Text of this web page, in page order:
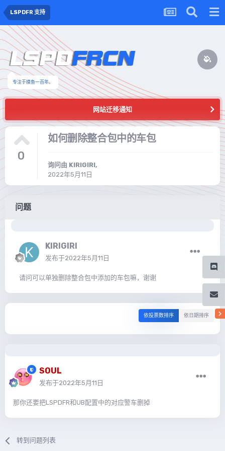
LSPDFR 支持
专注于摸鱼一百年。
网站迁移通知
0
如何删除整合包中的车包
询问由 KIRIGIRI,
2022年5月11日
问题
KIRIGIRI
发布于2022年5月11日
请问可以单独删除整合包中添加的车包嘛，谢谢
依投票数排序 依日期排序
SOUL
发布于2022年5月11日
那你还要把LSPDFR和UB配置中的对应警车删掉
转到问题列表